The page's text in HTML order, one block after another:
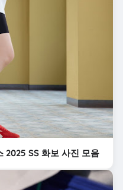
2025 SS 화보 사진 모음